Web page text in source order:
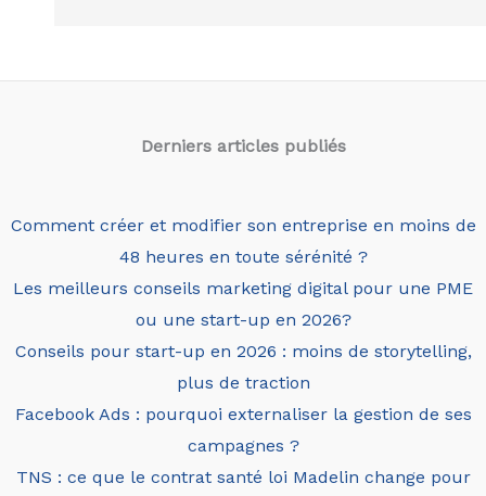
Derniers articles publiés
Comment créer et modifier son entreprise en moins de
48 heures en toute sérénité ?
Les meilleurs conseils marketing digital pour une PME
ou une start-up en 2026?
Conseils pour start-up en 2026 : moins de storytelling,
plus de traction
Facebook Ads : pourquoi externaliser la gestion de ses
campagnes ?
TNS : ce que le contrat santé loi Madelin change pour